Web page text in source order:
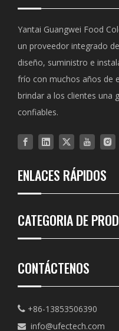
Yantai Guangwei Food
un proveedor integrado
diseño, suministro e
frío con muchos años de
brindar a los clientes una
confiables.
ENLACES RÁPIDOS
CATEGORIA DE
CONTÁCTENOS
 +86-13853506390
 info@ufectech.com